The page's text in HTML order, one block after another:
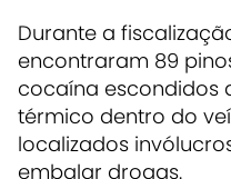
Durante a
encontraram 89
cocaína escondidos
térmico dentro do
localizados
embalar drogas.